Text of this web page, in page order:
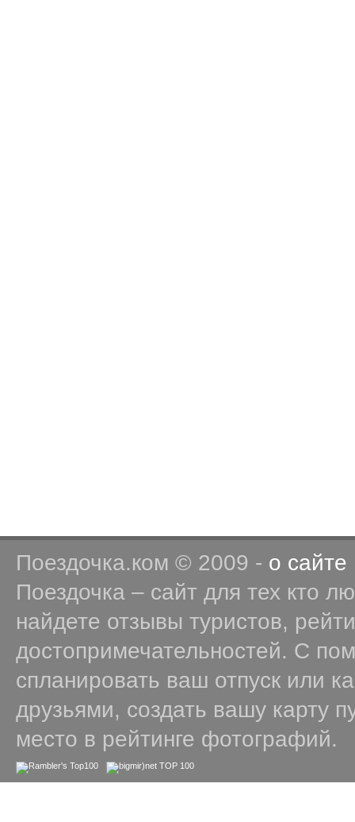
Поездочка.ком © 2009 - о сайте
Поездочка – сайт для тех кто
найдете отзывы туристов,
достопримечательностей. С
спланировать ваш отпуск или
друзьями, создать вашу карту
место в рейтинге фотографий.